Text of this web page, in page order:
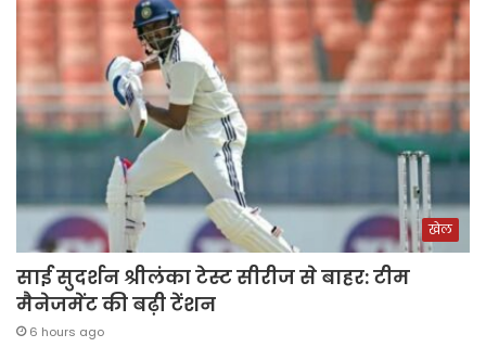
खेल
साई सुदर्शन श्रीलंका टेस्ट सीरीज से बाहर: टीम
मैनेजमेंट की बढ़ी टेंशन
6 hours ago